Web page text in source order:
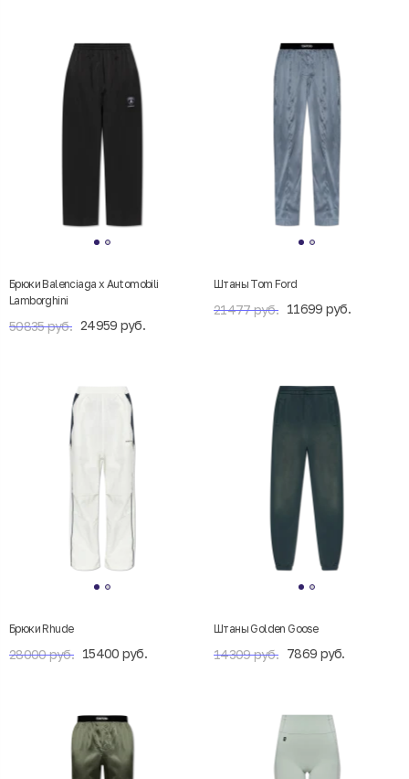
Брюки Balenciaga x Automobili
Lamborghini
50835 руб. 24959 руб.
Штаны Tom Ford
21477 руб. 11699 руб.
Брюки Rhude
28000 руб. 15400 руб.
Штаны Golden Goose
14309 руб. 7869 руб.